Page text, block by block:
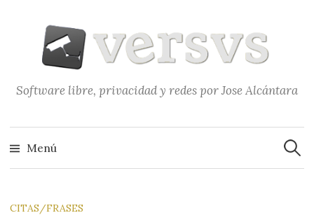
contenido
Software libre, privacidad y redes por Jose Alcántara
Menú
CITAS/FRASES